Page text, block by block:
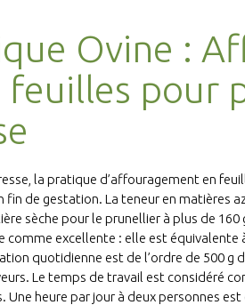
Ovine :
feuilles pour
la pratique d’affouragement en
fin de gestation. La teneur en matières
sèche pour le prunellier à plus de
comme excellente : elle est équivalente
quotidienne est de l’ordre de 500 g
Le temps de travail est considéré
Une heure par jour à deux personnes